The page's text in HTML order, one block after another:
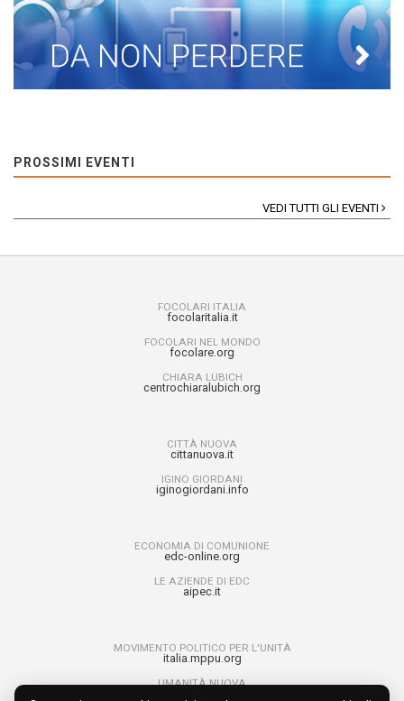
PROSSIMI EVENTI
VEDI TUTTI GLI EVENTI
FOCOLARI ITALIA
focolaritalia.it
FOCOLARI NEL MONDO
focolare.org
CHIARA LUBICH
centrochiaralubich.org
CITTÀ NUOVA
cittanuova.it
IGINO GIORDANI
iginogiordani.info
ECONOMIA DI COMUNIONE
edc-online.org
LE AZIENDE DI EDC
aipec.it
MOVIMENTO POLITICO PER L'UNITÀ
italia.mppu.org
UMANITÀ NUOVA